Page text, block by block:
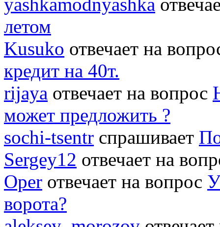
yashkamodnyashka
летом
Kusuko отвечает на
кредит на 40т.
rijaya отвечает на вопрос
может предложить ?
sochi-tsentr спрашивает
Sergey12 отвечает на
Oper отвечает на вопрос
ворота?